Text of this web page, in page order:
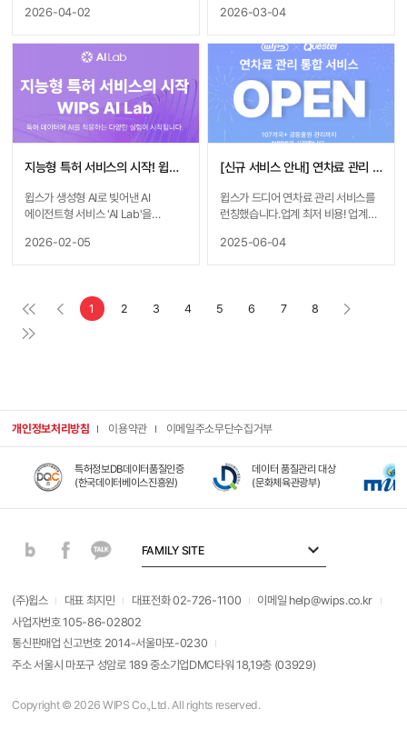
시원하긴 한 걸까?"이런 궁금증을
데이터를 바탕으로 기술의 실체를
낱낱이 파헤쳐 보았습니다! 🔍-
유럽의 에어컨 보급률이 20%대에
불과한 진짜 이유- 소문 속 '실외기
없는 에어컨' 기술의 핵심 원리- 윕스
특허 분석 서비스 '윈텔립스'로 직접
찾아본 특허 정보👉 [윕스
블로그에서 전체 내용 보기 (클릭)]
(https://blog.naver.com/wipsma
ster/224342396783)
(월) : 순차 정상화 (상황에 따라
업무에 차질이 없도록 일정을 확인해
주시기 바랍니다.
………………………………………………
………………………………………………
………………………………………………
……서비스 이용에 불편을 드려
대단히 죄송합니다.감사합니다.
예정이오니 양해 부탁 드립니다.■
:&nbsp;2026년 4월 7일 오후 7시 ~
8일 오전 7시※ 점검 시간은 작업
상황에 따라 단축될 수 있으며, 위 시간
동안 서비스를 이용하실 수 없습니다.
이용에 불편을 드려서 대단히
죄송합니다.더 나은 서비스를 위해서
최선을 다하겠습니다.
2026-04-02
개발이나 마케팅 전략 수립이
구매 및 가공 비용을 바우처 형식으로
지원하는 제도입니다.&nbsp;윕스도
본 사업에 컨설팅 기관으로 참여하여
성장이 필요한 많은 분들을 도울
예정이오니많은 관심과 참여를 부탁
드립니다! &nbsp; &nbsp; &nbsp;
메일 수신을 원하시는 경우 [수신신청]
을 선택해 주시기 바랍니다. &nbsp;
2026-03-04
지능형 특허 서비스의 시작! 윕스 AI Lab 오픈
윕스가 생성형 AI로 빚어낸 AI
에이전트형 서비스 'AI Lab'을
신기능을 함께 '실험'하고 '진화'시키는
시작해보세요!AI Lab은 윈텔립스에서
경험하실 수 있습니다. 🔬🔍 &nbsp;
2026-02-05
[신규 서비스 안내] 연차료 관리 OPEN! 응모만 해도 선물 한가득🎁🎉
윕스가 드디어 연차료 관리 서비스를
런칭했습니다.업계 최저 비용! 업계
관리까지 간편하게 해결!IP는
받아가세요!📞 방문 상담
2025-06-04
1 2 3 4 5 6 7 8
개인정보처리방침 이용약관 이메일주소무단수집거부
특허정보DB데이터품질인증
(한국데이터베이스진흥원)
데이터 품질관리 대상
(문화체육관광부)
(주)윕스 대표 최지민 대표전화 02-726-1100
이메일 help@wips.co.kr
사업자번호 105-86-02802
통신판매업 신고번호 2014-서울마포-0230
주소 서울시 마포구 성암로 189 중소기업DMC타워 18,19층 (03929)
Copyright © 2026 WIPS Co.,Ltd. All rights reserved.
FAMILY SITE